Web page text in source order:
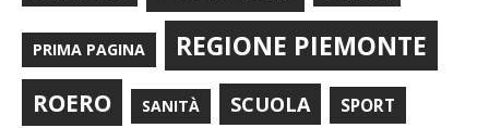
PRIMA PAGINA REGIONE PIEMONTE
ROERO SANITÀ SCUOLA SPORT